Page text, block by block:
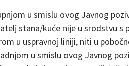
u smislu ovog Javnog
stana/kuće nije u srodstvu
u uspravnoj liniji, niti u
u smislu ovog Javnog